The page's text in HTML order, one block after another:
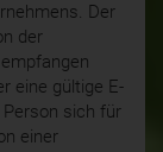
Der
der
eine gültige E-
sich für
einer